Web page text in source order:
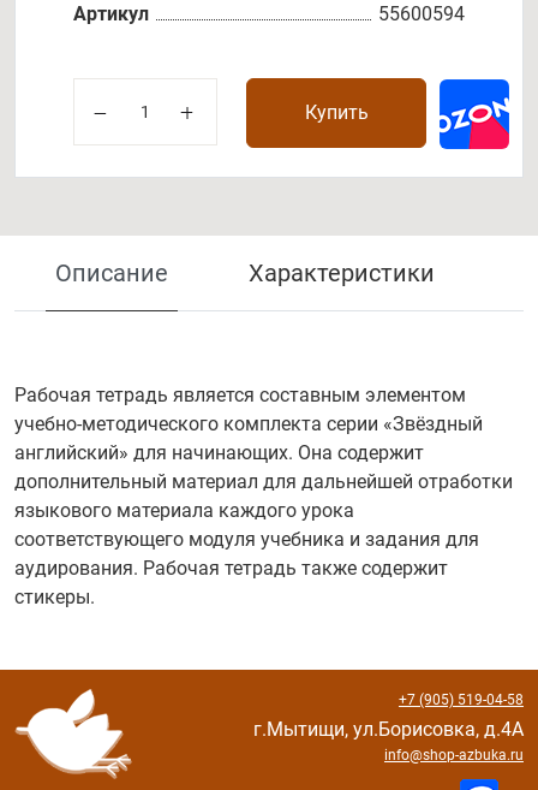
Артикул
55600594
Купить
Описание Характеристики
Рабочая тетрадь является составным элементом
учебно-методического комплекта серии «Звёздный
английский» для начинающих. Она содержит
дополнительный материал для дальнейшей отработки
языкового материала каждого урока
соответствующего модуля учебника и задания для
аудирования. Рабочая тетрадь также содержит
стикеры.
+7 (905) 519-04-58
г.Мытищи, ул.Борисовка, д.4А
info@shop-azbuka.ru